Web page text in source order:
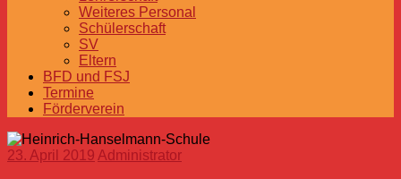
Weiteres Personal
Schülerschaft
SV
Eltern
BFD und FSJ
Termine
Förderverein
23. April 2019 Administrator